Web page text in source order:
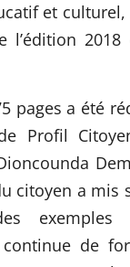
et
l’édition 2018
pages a été
Profil
citoyen a mis
exemples
continue de